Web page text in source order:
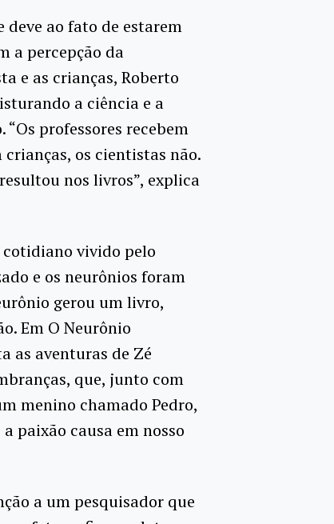
deve ao fato de estarem
a percepção da
e as crianças, Roberto
a ciência e a
professores recebem
os cientistas não.
nos livros”, explica
vivido pelo
e os neurônios foram
gerou um livro,
Em O Neurônio
as aventuras de Zé
que, junto com
menino chamado Pedro,
paixão causa em nosso
a um pesquisador que